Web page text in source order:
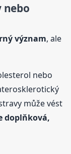
nebo
význam, ale
nebo
může vést
doplňková,